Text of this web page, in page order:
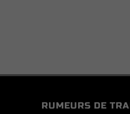
RUMEURS DE